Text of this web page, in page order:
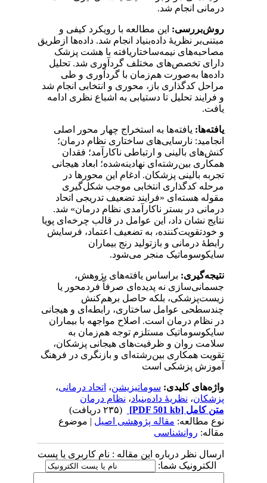
درمانی انجام شد.
روش‌بررسی: این مطالعه با رویکرد کیفی و
مبتنی‌بر نظریۀ داده‌بنیاد انجام شد. داده‌ها ازطریق
مصاحبه‌های نیمه‌ساختاریافته با هشت پزشک
دارای تخصص‌های مختلف گردآوری شد. تحلیل
داده‌ها به‌صورت هم‌زمان با گردآوری و طی
مراحل کدگذاری باز، محوری و انتخابی انجام شد
و فرایند تحلیل تا دستیابی به اشباع نظری ادامه
یافت.
یافته‌ها:یافته‌ها به استخراج چهار محور اصلی
انجامید: نارسایی‌های ساختاری نظام درمان؛
کنش‌های بالینی و ارتباطی ناکارآمد؛ فقدان
همکاری بین‌رشته‌ای نهادینه‌شده؛ ابعاد هیجانی
تجربه بالینی پزشکان. ادغام این محورها در
مرحله کدگذاری انتخابی موجب شکل‌گیری
مقوله هسته‌ای «فرایند تضعیف تدریجی اتحاد
درمانی در بستر ناکارآمدی نظام درمان» شد.
نتایج نشان داد، این عوامل در قالب چرخه‌ای پویا
و خودتقویت‌کننده، به تضعیف اعتماد، فرسایش
رابطۀ درمانی و بازتولید رنج بیماران
سایکوسوماتیک منجر می‌شود.
نتیجه‌گیری:براساس یافته‌های پژوهش،
جسمانی‌سازی نه پدیده‌ای صرفاً فردمحور یا
زیست‌پزشکی، بلکه حاصل برهم‌کنش
چندسطحی عوامل ساختاری، رابطه‌ای و هیجانی
در نظام درمان است. اصلاح مواجهه با بیماران
سایکوسوماتیک مستلزم توجه هم‌زمان به
سلامت روان و ظرفیت‌های هیجانی پزشکان،
تقویت همکاری بین‌رشته‌ای و بازنگری در فرهنگ
آموزش پزشکی است
واژه‌های کلیدی:سوماتیزیشن،اتحاد درمانی،
پزشکان،نظریۀ داده‌بنیاد،نظام درمان
متن کامل[PDF 501 kb]
نوع مطالعه:مقاله پژوهشی اصیل| موضوع
مقاله:روانشناسی
ارسال نظر درباره این مقاله : نام کاربری یا پست
الکترونیک شما: